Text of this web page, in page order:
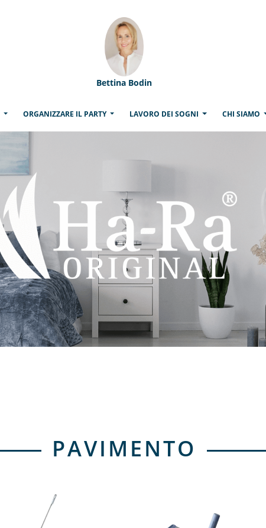
Bettina Bodin
(CURRENT)ORGANIZZARE IL PARTY LAVORO DEI SOGNI CHI SIAMO
PAVIMENTO